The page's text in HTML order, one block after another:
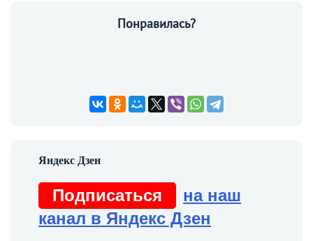
Понравилась?
Подписаться
на наш
канал в Яндекс Дзен